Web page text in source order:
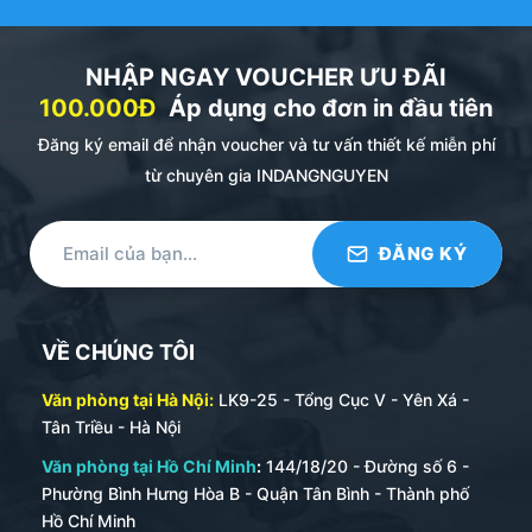
–Bước 1: trao đổi thông tin yêu cầu với bộ phận kinh
Số lượng đặt in ấn theo yêu cầu tối thiểu
50 BÌA /
Đơn Hàng
Các kích thước bìa kẹp bằng phổ biến nhất:
Bước 2: Khách hàng đặt cọc 50% giá trị đơn hàng.
Bước 3: In Đăng Nguyên tiến hành lên mẫu đemo.
Sau đó gửi khách hàng duyệt (thời gian làm mẫu từ 1-2
ngày làm việc).
NHẬP NGAY VOUCHER ƯU ĐÃI
100.000Đ Áp dụng cho đơn in đầu tiên
Đăng ký email để nhận voucher và tư vấn thiết kế miễn phí
từ chuyên gia INDANGNGUYEN
VỀ CHÚNG TÔI
Văn phòng tại Hà Nội: LK9-25 - Tổng Cục V - Yên Xá -
Tân Triều - Hà Nội
Văn phòng tại Hồ Chí Minh: 144/18/20 - Đường số 6 -
Phường Bình Hưng Hòa B - Quận Tân Bình - Thành phố
Hồ Chí Minh